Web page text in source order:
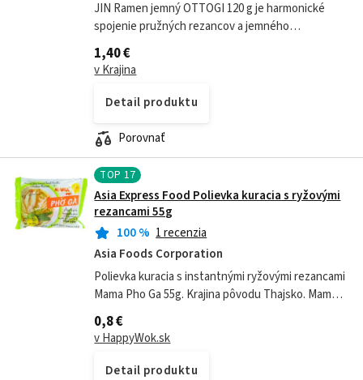
JIN Ramen jemný OTTOGI 120 g je harmonické
spojenie pružných rezancov a jemného
hovädzieho vývaru s hlbokou, ale neagresívnou
chuťou. Tento ramen je ideálny pre celú rodinu –...
1,40 €
v Krajina
Detail produktu
Porovnať
TOP 17
Asia Express Food Polievka kuracia s ryžovými
rezancami 55g
100% 1 recenzia
Asia Foods Corporation
Polievka kuracia s instantnými ryžovými rezancami
Mama Pho Ga 55g. Krajina pôvodu Thajsko. Mama
je jednou z najslávnejších značiek v Thajsku. Mama
Pho Ga instantné ryžové...
0,8 €
v HappyWok.sk
Detail produktu